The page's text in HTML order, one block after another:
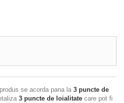
se acorda pana la 3 puncte de
3 puncte de loialitate care pot fi